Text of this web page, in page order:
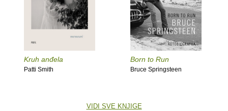
Kruh anđela
Patti Smith
Born to Run
Bruce Springsteen
VIDI SVE KNJIGE